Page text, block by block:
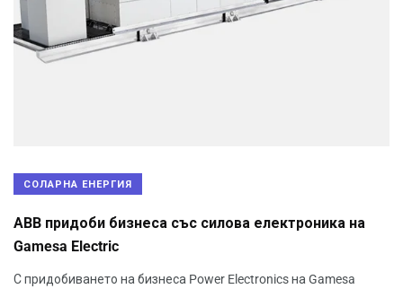
СОЛАРНА ЕНЕРГИЯ
ABB придоби бизнеса със силова електроника на
Gamesa Electric
С придобиването на бизнеса Power Electronics на Gamesa